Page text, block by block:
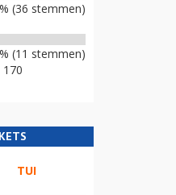
(36 stemmen)
(11 stemmen)
TUI